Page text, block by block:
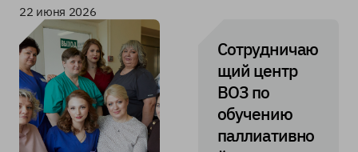
22 июня 2026
Сотрудничаю
щий центр
ВОЗ по
обучению
паллиативно